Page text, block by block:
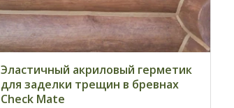
Эластичный акриловый герметик
для заделки трещин в бревнах
Check Mate